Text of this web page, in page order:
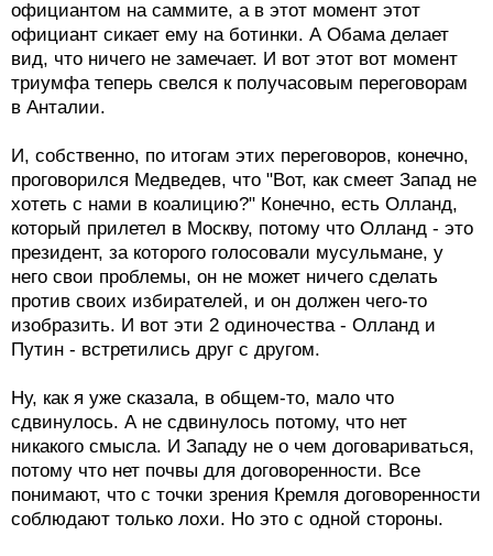
официантом на саммите, а в этот момент этот
официант сикает ему на ботинки. А Обама делает
вид, что ничего не замечает. И вот этот вот момент
триумфа теперь свелся к получасовым переговорам
в Анталии.
И, собственно, по итогам этих переговоров, конечно,
проговорился Медведев, что "Вот, как смеет Запад не
хотеть с нами в коалицию?" Конечно, есть Олланд,
который прилетел в Москву, потому что Олланд - это
президент, за которого голосовали мусульмане, у
него свои проблемы, он не может ничего сделать
против своих избирателей, и он должен чего-то
изобразить. И вот эти 2 одиночества - Олланд и
Путин - встретились друг с другом.
Ну, как я уже сказала, в общем-то, мало что
сдвинулось. А не сдвинулось потому, что нет
никакого смысла. И Западу не о чем договариваться,
потому что нет почвы для договоренности. Все
понимают, что с точки зрения Кремля договоренности
соблюдают только лохи. Но это с одной стороны.